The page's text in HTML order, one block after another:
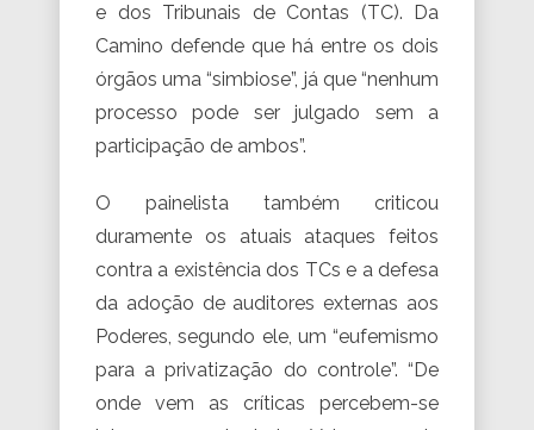
e dos Tribunais de Contas (TC). Da
Camino defende que há entre os dois
órgãos uma “simbiose”, já que “nenhum
processo pode ser julgado sem a
participação de ambos”.
O painelista também criticou
duramente os atuais ataques feitos
contra a existência dos TCs e a defesa
da adoção de auditores externas aos
Poderes, segundo ele, um “eufemismo
para a privatização do controle”. “De
onde vem as críticas percebem-se